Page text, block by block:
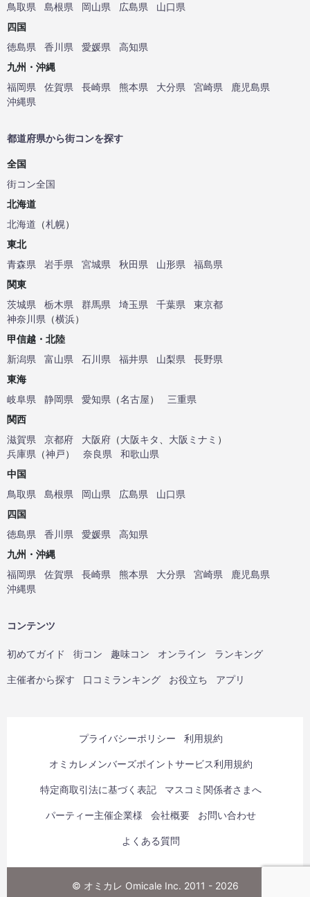
鳥取県
島根県 岡山県 広島県
山口県
四国
徳島県
香川県 愛媛県
高知県
九州・沖縄
福岡県
佐賀県 長崎県 熊本県 大分県 宮崎県
鹿児島県
沖縄県
都道府県から街コンを探す
全国
街コン全国
北海道
北海道 （札幌）
東北
青森県
岩手県 宮城県 秋田県 山形県
福島県
関東
茨城県
栃木県 群馬県 埼玉県 千葉県
東京都
神奈川県 （横浜）
甲信越・北陸
新潟県
富山県 石川県 福井県 山梨県
長野県
東海
岐阜県
静岡県 愛知県 （名古屋）
三重県
関西
滋賀県
京都府 大阪府 （大阪キタ 大阪ミナミ ）
兵庫県 （神戸） 奈良県
和歌山県
中国
鳥取県
島根県 岡山県 広島県
山口県
四国
徳島県
香川県 愛媛県
高知県
九州・沖縄
福岡県
佐賀県 長崎県 熊本県 大分県 宮崎県
鹿児島県
沖縄県
コンテンツ
初めてガイド 街コン 趣味コン オンライン ランキング
主催者から探す 口コミランキング お役立ち アプリ
プライバシーポリシー 利用規約
オミカレメンバーズポイントサービス利用規約
特定商取引法に基づく表記 マスコミ関係者さまへ
パーティー主催企業様 会社概要 お問い合わせ
よくある質問
© オミカレ Omicale Inc. 2011 - 2026